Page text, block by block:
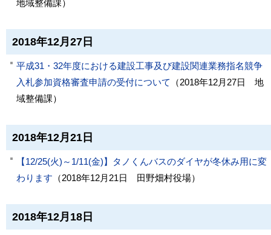
地域整備課）
2018年12月27日
平成31・32年度における建設工事及び建設関連業務指名競争
入札参加資格審査申請の受付について
（2018年12月27日
地
域整備課）
2018年12月21日
【12/25(火)～1/11(金)】タノくんバスのダイヤが冬休み用に変
わります （2018年12月21日 田野畑村役場）
2018年12月18日